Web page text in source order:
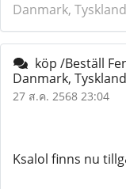
Danmark,
köp /Beställ
Danmark,
27 ส.ค. 2568 23:04
Ksalol finns nu